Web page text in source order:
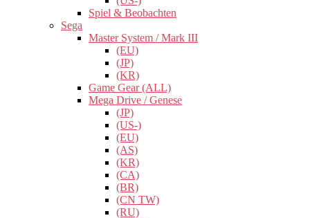
Spiel & Beobachten
Sega
Master System / Mark III
(EU)
(JP)
(KR)
Game Gear (ALL)
Mega Drive / Genese
(JP)
(US-)
(EU)
(AS)
(KR)
(CA)
(BR)
(CN TW)
(RU)